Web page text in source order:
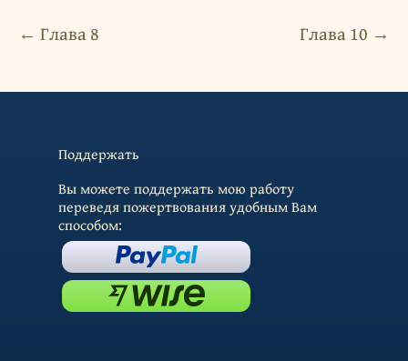
← Глава 8 Глава 10 →
Поддержать
Вы можете поддержать мою работу
переведя пожертвования удобным Вам
способом: